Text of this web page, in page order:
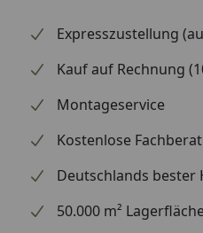
Expresszustellung
Kauf auf Rechnung
Montageservice
Kostenlose
Deutschlands bester
50.000 m²